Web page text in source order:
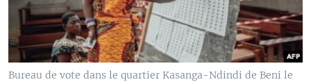
Bureau de vote dans le quartier Kasanga-Ndindi de Beni le